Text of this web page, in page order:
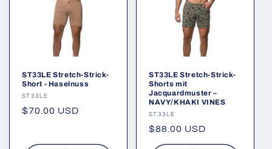
ST33LE Stretch-Strick-
Short - Haselnuss
Anbieter:
ST33LE
Normaler
$70.00 USD
ST33LE Stretch-Strick-
Shorts mit
Jacquardmuster –
NAVY/KHAKI VINES
Anbieter:
ST33LE
Normaler
Preis
$88.00 USD